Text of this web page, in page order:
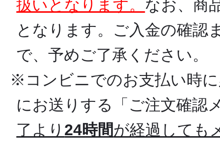
扱いとなります。 なお、商
となります。ご入金の確認
で、予めご了承ください。
※コンビニでのお支払い時
にお送りする「ご注文確認
了より 24時間が経過しても